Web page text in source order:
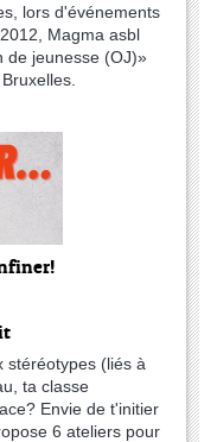
lors d'événements
Magma asbl
de jeunesse (OJ)»
stéréotypes (liés à
ta classe
Envie de t'initier
6 ateliers pour